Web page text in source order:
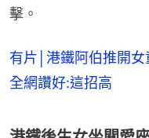
擊。
有片│港鐵阿伯推開
全網讚好:這招高